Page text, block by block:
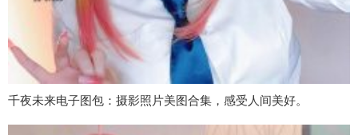
千夜未来电子图包：摄影照片美图合集，感受人间美好。